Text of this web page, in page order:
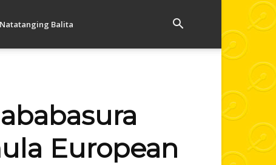
Natatanging Balita
European